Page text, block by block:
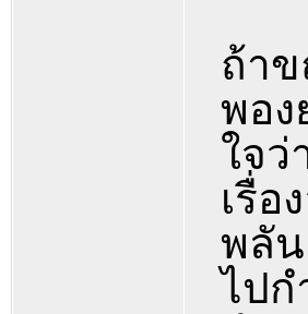
ถ้า
พอง
ใจว่
เรื่อ
พลัน
ไปก